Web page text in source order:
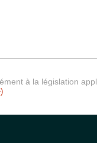
à la législation